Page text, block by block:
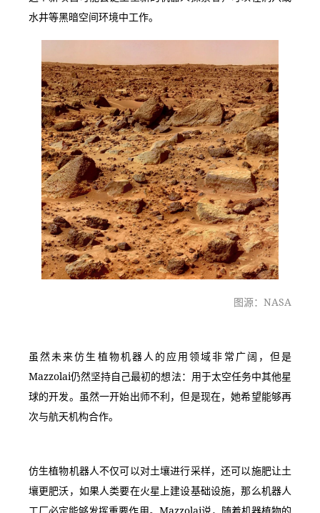
水井等黑暗空间环境中工作。
图源：NASA
虽然未来仿生植物机器人的应用领域非常广阔，但是
Mazzolai仍然坚持自己最初的想法：用于太空任务中其他星
球的开发。虽然一开始出师不利，但是现在，她希望能够再
次与航天机构合作。
仿生植物机器人不仅可以对土壤进行采样，还可以施肥让土
壤更肥沃，如果人类要在火星上建设基础设施，那么机器人